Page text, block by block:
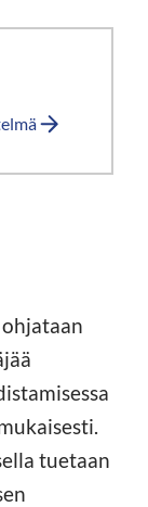
tuetaan